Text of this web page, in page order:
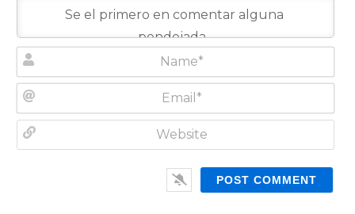
N
a
m
E
m
a